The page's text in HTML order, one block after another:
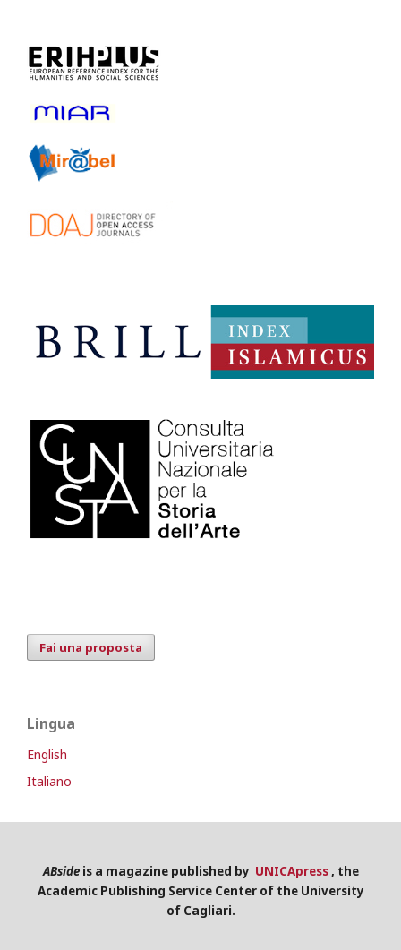
Fai una proposta
Lingua
English
Italiano
ABsideis a magazine published by UNICApress, the
Academic Publishing Service Center of the University
of Cagliari.